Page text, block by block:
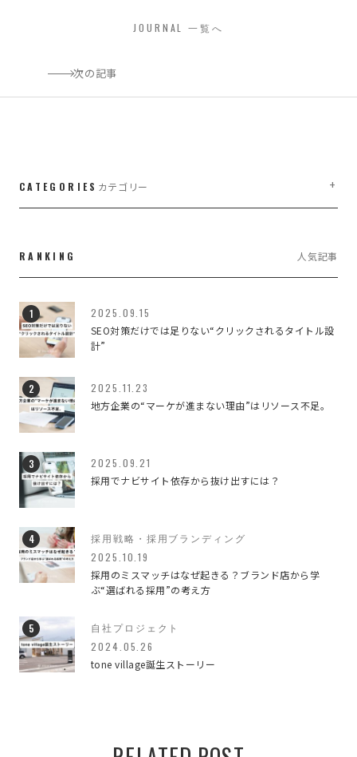
JOURNAL 一覧へ
次の記事
CATEGORIES カテゴリー
LIFE WORK DESIGN 3
managementwork,branding
WEB・WEBブランディング 7
WEBのこと
イベント
デザインのこと
ブランディング
ブランディングデザイン
ブランディングのこと
仕事のこと
すべての記事
RANKING 人気記事
2025.09.15
SEO対策だけでは足りない“クリックされるタイトル設
計”
2025.11.23
地方企業の“マーケが進まない理由”はリソース不足。
2025.09.21
採用でナビサイト依存から抜け出すには？
採用戦略・採用ブランディング
2025.10.19
採用のミスマッチはなぜ起きる？ブランド店から学
ぶ“選ばれる採用”の考え方
自社プロジェクト
2024.05.26
tone village誕生ストーリー